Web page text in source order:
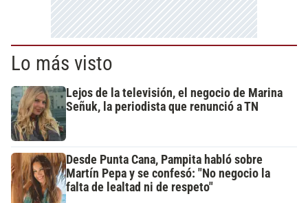
Lo más visto
Lejos de la televisión, el negocio de Marina
Señuk, la periodista que renunció a TN
Desde Punta Cana, Pampita habló sobre
Martín Pepa y se confesó: "No negocio la
falta de lealtad ni de respeto"